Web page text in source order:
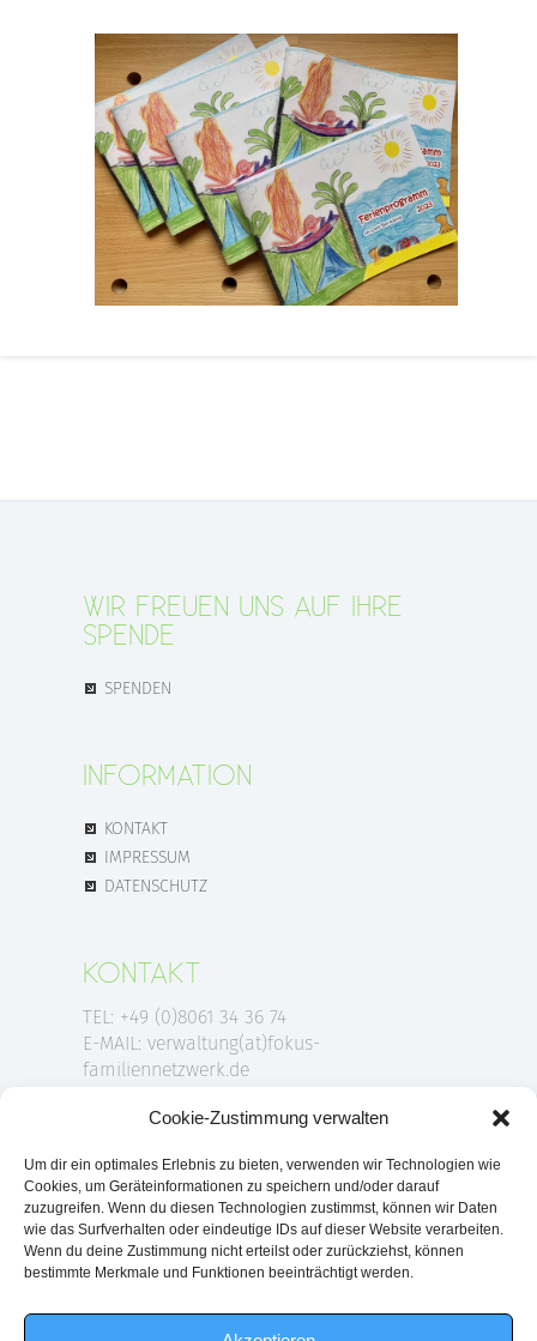
Cookie-Zustimmung verwalten
Um dir ein optimales Erlebnis zu bieten, verwenden wir Technologien wie
Cookies, um Geräteinformationen zu speichern und/oder darauf
zuzugreifen. Wenn du diesen Technologien zustimmst, können wir Daten
wie das Surfverhalten oder eindeutige IDs auf dieser Website verarbeiten.
Wenn du deine Zustimmung nicht erteilst oder zurückziehst, können
bestimmte Merkmale und Funktionen beeinträchtigt werden.
WIR FREUEN UNS AUF IHRE
SPENDE
SPENDEN
INFORMATION
KONTAKT
IMPRESSUM
DATENSCHUTZ
KONTAKT
TEL: +49 (0)8061 34 36 74
E-MAIL: verwaltung(at)fokus-
familiennetzwerk.de
ANSCHRIFT
FOKUS-Familiennetzwerk e.V.
Am Klafferer 1
83043 Bad Aibling